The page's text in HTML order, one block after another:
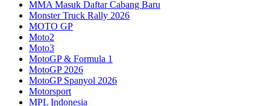
MMA Masuk Daftar Cabang Baru
Monster Truck Rally 2026
MOTO GP
Moto2
Moto3
MotoGP & Formula 1
MotoGP 2026
MotoGP Spanyol 2026
Motorsport
MPL Indonesia